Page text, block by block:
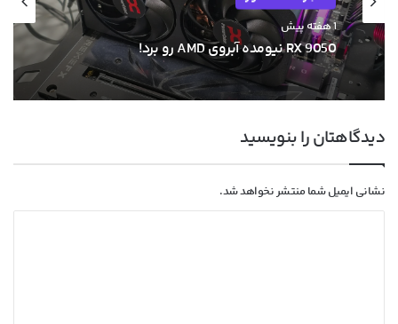
1 هفته پیش
RX 9050 نیومده آبروی AMD رو برد!
دیدگاهتان را بنویسید
نشانی ایمیل شما منتشر نخواهد شد.